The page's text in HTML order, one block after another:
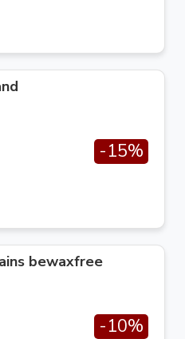
-15%
bewaxfree
-10%